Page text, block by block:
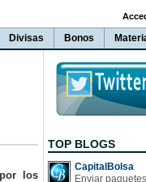
Divisas Bonos
los
TOP BLOGS
CapitalBolsa